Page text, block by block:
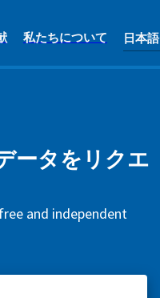
私たちについて 日本語
ータをリクエ
and independent